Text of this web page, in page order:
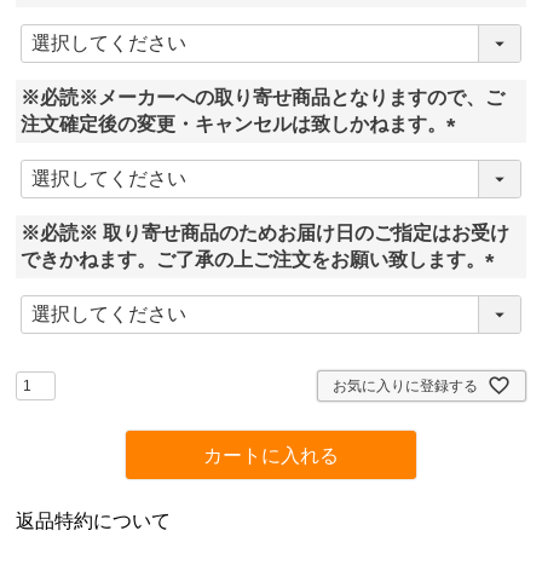
(
必
)
※必読※メーカーへの取り寄せ商品となりますので、ご
注文確定後の変更・キャンセルは致しかねます。
(
)
※必読※ 取り寄せ商品のためお届け日のご指定はお受け
できかねます。ご了承の上ご注文をお願い致します。
(
必
)
お気に入りに登録する
カートに入れる
返品特約について